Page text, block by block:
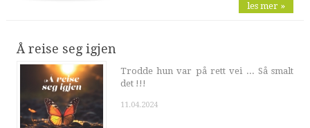
les mer »
Å reise seg igjen
Trodde hun var på rett vei ... Så smalt
det !!!
11.04.2024